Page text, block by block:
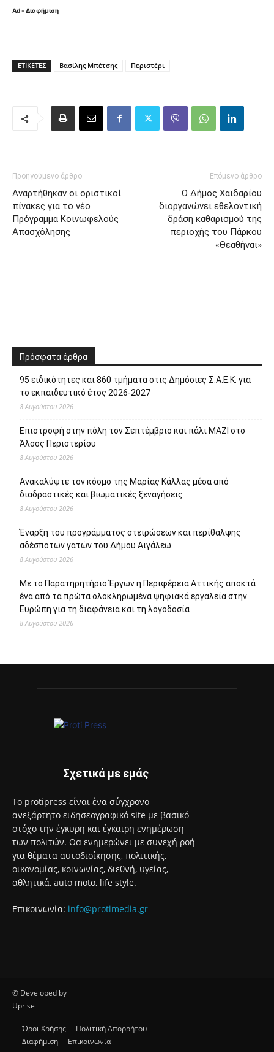
Ad - Διαφήμιση
ΕΤΙΚΈΤΕΣ Βασίλης Μπέτσης Περιστέρι
Προηγούμενο άρθρο
Αναρτήθηκαν οι οριστικοί
πίνακες για το νέο
Πρόγραμμα Κοινωφελούς
Απασχόλησης
Επόμενο άρθρο
Ο Δήμος Χαϊδαρίου
διοργανώνει εθελοντική
δράση καθαρισμού της
περιοχής του Πάρκου
«Θεαθήναι»
Πρόσφατα άρθρα
95 ειδικότητες και 860 τμήματα στις Δημόσιες Σ.Α.Ε.Κ. για
το εκπαιδευτικό έτος 2026-2027
8 Αυγούστου 2026
Επιστροφή στην πόλη τον Σεπτέμβριο και πάλι ΜΑΖΙ στο
Άλσος Περιστερίου
8 Αυγούστου 2026
Ανακαλύψτε τον κόσμο της Μαρίας Κάλλας μέσα από
διαδραστικές και βιωματικές ξεναγήσεις
8 Αυγούστου 2026
Έναρξη του προγράμματος στειρώσεων και περίθαλψης
αδέσποτων γατών του Δήμου Αιγάλεω
8 Αυγούστου 2026
Με το Παρατηρητήριο Έργων η Περιφέρεια Αττικής αποκτά
ένα από τα πρώτα ολοκληρωμένα ψηφιακά εργαλεία στην
Ευρώπη για τη διαφάνεια και τη λογοδοσία
8 Αυγούστου 2026
Σχετικά με εμάς
Το protipress είναι ένα σύγχρονο
ανεξάρτητο ειδησεογραφικό site με βασικό
στόχο την έγκυρη και έγκαιρη ενημέρωση
των πολιτών. Θα ενημερώνει με συνεχή ροή
για θέματα αυτοδιοίκησης, πολιτικής,
οικονομίας, κοινωνίας, διεθνή, υγείας,
αθλητικά, auto moto, life style.
Επικοινωνία: info@protimedia.gr
© Developed by
Uprise
Όροι Χρήσης
Πολιτική Απορρήτου
Διαφήμιση
Επικοινωνία